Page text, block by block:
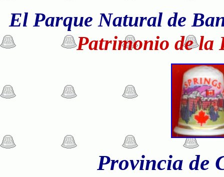
El Parque Natural de
Patrimonio de la
Provincia de